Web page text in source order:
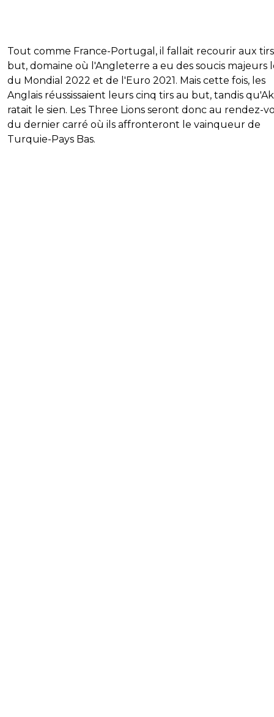
Tout comme France-Portugal, il fallait recourir aux
but, domaine où l'Angleterre a eu des soucis majeurs
du Mondial 2022 et de l'Euro 2021. Mais cette fois, les
Anglais réussissaient leurs cinq tirs au but, tandis
ratait le sien. Les Three Lions seront donc au rendez-
du dernier carré où ils affronteront le vainqueur de
Turquie-Pays Bas.